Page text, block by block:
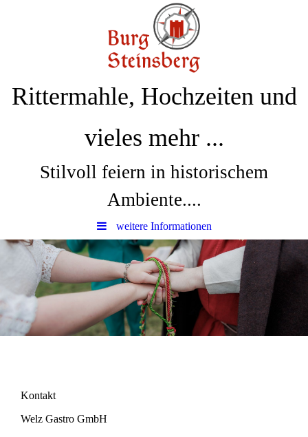
Rittermahle, Hochzeiten und
vieles mehr ...
Stilvoll feiern in historischem
Ambiente....
weitere Informationen
Kontakt
Welz Gastro GmbH